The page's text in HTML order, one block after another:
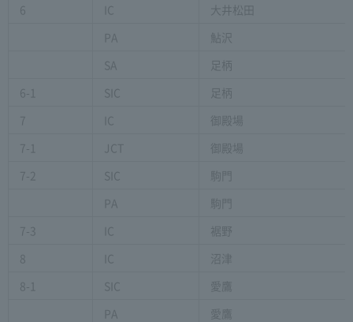
6
IC
大井松田
PA
鮎沢
SA
足柄
6-1
SIC
足柄
7
IC
御殿場
7-1
JCT
御殿場
7-2
SIC
駒門
PA
駒門
7-3
IC
裾野
8
IC
沼津
8-1
SIC
愛鷹
PA
愛鷹